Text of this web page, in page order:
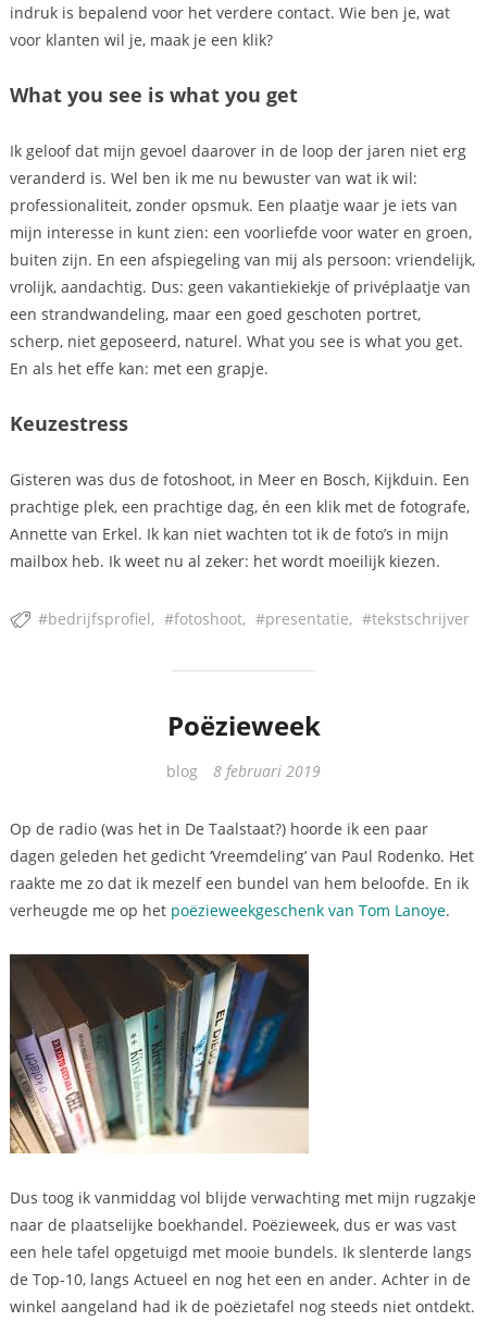
indruk is bepalend voor het verdere contact. Wie ben je, wat
voor klanten wil je, maak je een klik?
What you see is what you get
Ik geloof dat mijn gevoel daarover in de loop der jaren niet erg
veranderd is. Wel ben ik me nu bewuster van wat ik wil:
professionaliteit, zonder opsmuk. Een plaatje waar je iets van
mijn interesse in kunt zien: een voorliefde voor water en groen,
buiten zijn. En een afspiegeling van mij als persoon: vriendelijk,
vrolijk, aandachtig. Dus: geen vakantiekiekje of privéplaatje van
een strandwandeling, maar een goed geschoten portret,
scherp, niet geposeerd, naturel. What you see is what you get.
En als het effe kan: met een grapje.
Keuzestress
Gisteren was dus de fotoshoot, in Meer en Bosch, Kijkduin. Een
prachtige plek, een prachtige dag, én een klik met de fotografe,
Annette van Erkel. Ik kan niet wachten tot ik de foto’s in mijn
mailbox heb. Ik weet nu al zeker: het wordt moeilijk kiezen.
bedrijfsprofiel fotoshoot presentatie tekstschrijver
Poëzieweek
Categorieën
blog 8 februari 2019
Op de radio (was het in De Taalstaat?) hoorde ik een paar
dagen geleden het gedicht ‘Vreemdeling’ van Paul Rodenko. Het
raakte me zo dat ik mezelf een bundel van hem beloofde. En ik
verheugde me op het poëzieweekgeschenk van Tom Lanoye.
Dus toog ik vanmiddag vol blijde verwachting met mijn rugzakje
naar de plaatselijke boekhandel. Poëzieweek, dus er was vast
een hele tafel opgetuigd met mooie bundels. Ik slenterde langs
de Top-10, langs Actueel en nog het een en ander. Achter in de
winkel aangeland had ik de poëzietafel nog steeds niet ontdekt.